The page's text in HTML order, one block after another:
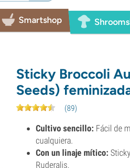
Smartshop
Sticky Broccoli
Seeds)
(89)
Cultivo sencillo: Fácil de
cualquiera.
Con un linaje mítico:
Ruderalis.